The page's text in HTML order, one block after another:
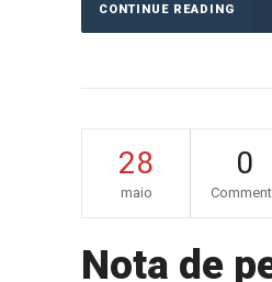
CONTINUE READING
28
maio
0
Nota de